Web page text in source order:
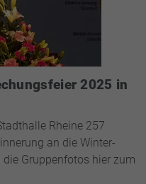
2025 in
Rheine 257
an die Winter-
Gruppenfotos hier zum